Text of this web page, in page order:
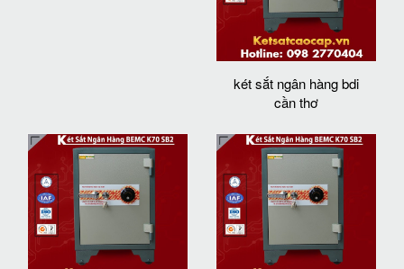
két sắt ngân hàng bdi
cần thơ